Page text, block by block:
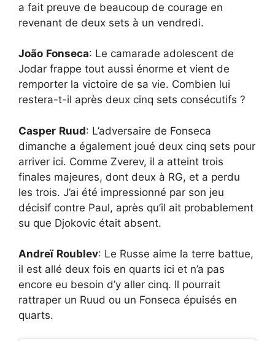
a fait preuve de beaucoup de courage en
revenant de deux sets à un vendredi.
João Fonseca: Le camarade adolescent de
Jodar frappe tout aussi énorme et vient de
remporter la victoire de sa vie. Combien lui
restera-t-il après deux cinq sets consécutifs ?
Casper Ruud: L’adversaire de Fonseca
dimanche a également joué deux cinq sets pour
arriver ici. Comme Zverev, il a atteint trois
finales majeures, dont deux à RG, et a perdu
les trois. J’ai été impressionné par son jeu
décisif contre Paul, après qu’il ait probablement
su que Djokovic était absent.
Andreï Roublev: Le Russe aime la terre battue,
il est allé deux fois en quarts ici et n’a pas
encore eu besoin d’y aller cinq. Il pourrait
rattraper un Ruud ou un Fonseca épuisés en
quarts.